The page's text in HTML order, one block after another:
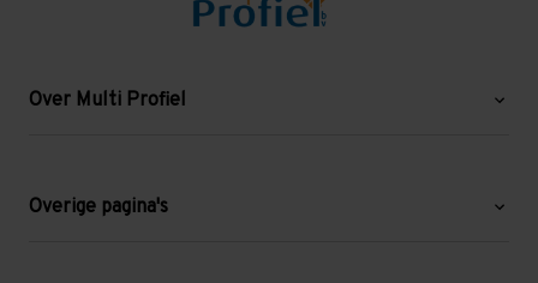
Over Multi Profiel
Blog
Overige pagina's